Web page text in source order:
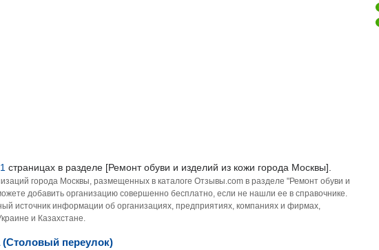
страницах в разделе [Ремонт обуви и изделий из кожи города Москвы].
города Москвы, размещенных в каталоге Отзывы.com в разделе "Ремонт обуви и
добавить организацию совершенно бесплатно, если не нашли ее в справочнике.
источник информации об организациях, предприятиях, компаниях и фирмах,
и Казахстане.
(Столовый переулок)